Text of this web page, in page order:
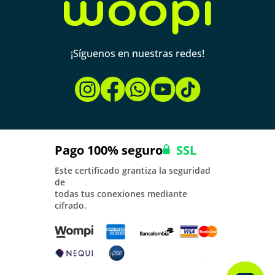
¡Síguenos en nuestras redes!
Pago 100% seguro SSL
Este certificado grantiza la seguridad
de
todas tus conexiones mediante
cifrado.